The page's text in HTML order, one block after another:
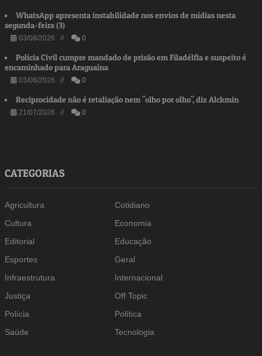
WhatsApp apresenta instabilidade nos envios de mídias nesta
segunda-feira (3)
03/08/2026 // 0
Polícia Civil cumpre mandado de prisão em Filadélfia e suspeito é
encaminhado para Araguaína
03/08/2026 // 0
Reciprocidade não é retaliação nem "olho por olho", diz Alckmin
21/07/2026 // 0
CATEGORIAS
Agricultura
Cotidiano
Cultura
Economia
Editorial
Educação
Esportes
Geral
Infraestrutura
Internacional
Justiça
Off Topic
Polícia
Política
Saúde
Tecnologia